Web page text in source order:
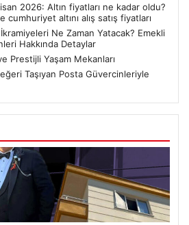
2026: Altın fiyatları ne kadar oldu?
cumhuriyet altını alış satış fiyatları
Ne Zaman Yatacak? Emekli
Hakkında Detaylar
Prestijli Yaşam Mekanları
Taşıyan Posta Güvercinleriyle